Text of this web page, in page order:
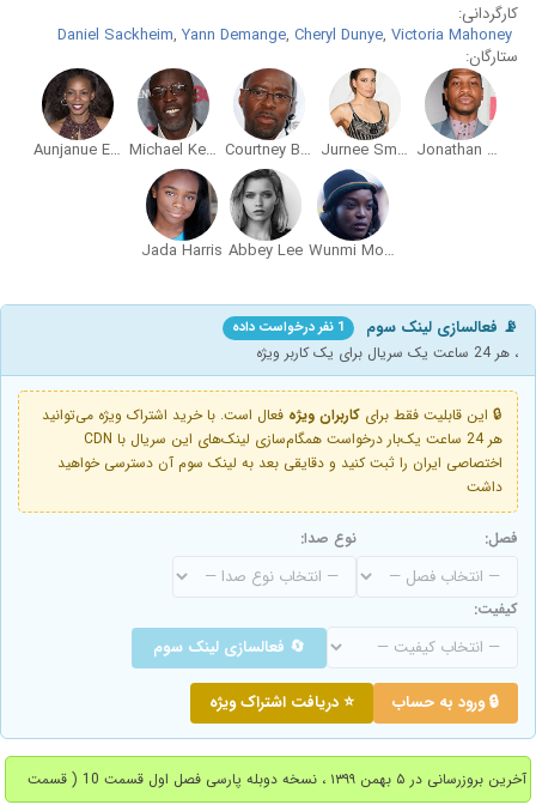
کارگردانی:
Daniel Sackheim, Yann Demange, Cheryl Dunye, Victoria Mahoney
ستارگان:
Jonathan Majors
Jurnee Smollett-Bell
Courtney B. Vance
Michael Kenneth Williams
Aunjanue Ellis
Wunmi Mosaku
Abbey Lee
Jada Harris
📡 فعالسازی لینک سوم 1 نفر درخواست داده
، هر 24 ساعت یک سریال برای یک کاربر ویژه
🔒 این قابلیت فقط برای کاربران ویژه فعال است. با خرید اشتراک ویژه می‌توانید
هر 24 ساعت یک‌بار درخواست همگام‌سازی لینک‌های این سریال با CDN
اختصاصی ایران را ثبت کنید و دقایقی بعد به لینک سوم آن دسترسی خواهید
داشت
فصل: نوع صدا:
کیفیت:
🔄 فعالسازی لینک سوم
🔒 ورود به حساب ⭐ دریافت اشتراک ویژه
آخرین بروزرسانی در ۵ بهمن ۱۳۹۹ ، نسخه دوبله پارسی فصل اول قسمت 10 ( قسمت